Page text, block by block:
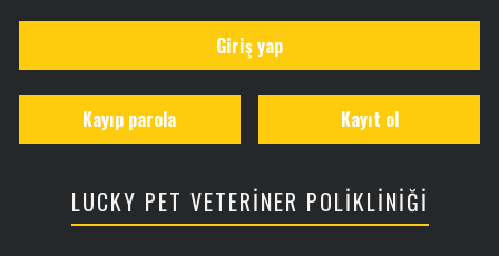
Giriş yap
Kayıt ol
Kayıp parola
LUCKY PET VETERİNER POLİKLİNİĞİ